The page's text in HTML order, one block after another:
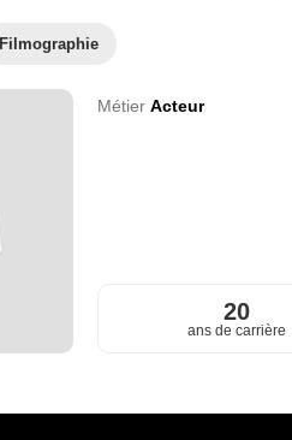
Filmographie
Métier Acteur
20
ans de carrière